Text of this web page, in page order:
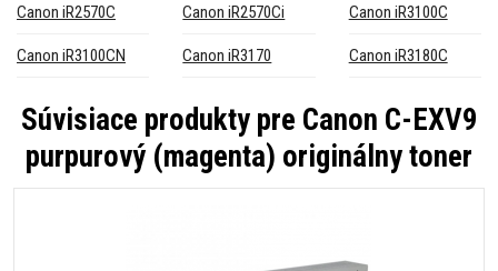
Canon iR2570C Canon iR2570Ci Canon iR3100C
Canon iR3100CN Canon iR3170 Canon iR3180C
Súvisiace produkty pre Canon C-EXV9
purpurový (magenta) originálny toner